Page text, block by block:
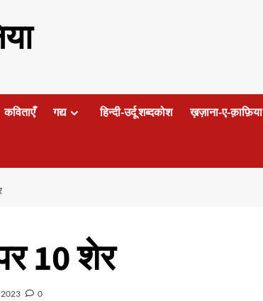
कविताएँ गद्य हिन्दी-उर्दू शब्दकोश ख़ज़ाना-ए-क़ाफ़िया
10 शेर
0